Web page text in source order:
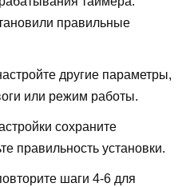
правильные
другие параметры,
или режим работы.
сохраните
правильность установки.
шаги 4-6 для